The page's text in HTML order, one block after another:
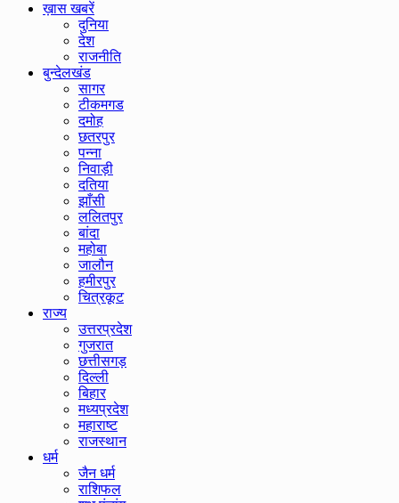
ख़ास खबरें
दुनिया
देश
राजनीति
बुन्देलखंड
सागर
टीकमगड
दमोह
छतरपुर
पन्ना
निवाड़ी
दतिया
झाँसी
ललितपुर
बांदा
महोबा
जालौन
हमीरपुर
चित्रकूट
राज्य
उत्तरप्रदेश
गुजरात
छत्तीसगड़
दिल्ली
बिहार
मध्यप्रदेश
महाराष्ट
राजस्थान
धर्म
जैन धर्म
राशिफल